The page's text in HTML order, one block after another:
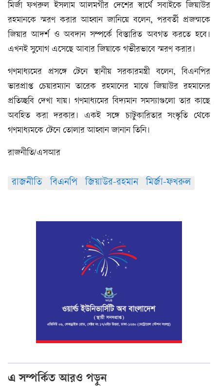
মির্জা ফখরুল ইসলাম আলমগীর দেশের স্বার্থে সবাইকে জিয়াউর
রহমানকে স্মরণ করার আহ্বান জানিয়ে বলেন, পরবর্তী প্রজন্মকে
জিয়ার আদর্শ ও অবদান সম্পর্কে বিস্তারিত অবগত করতে হবে।
এখনই সুযোগ এসেছে আবার জিয়াকে গভীরভাবে স্মরণ করার।
গণমাধ্যমের প্রসঙ্গে টেনে স্থানীয় সরকারমন্ত্রী বলেন, বিএনপির
ভারপ্রাপ্ত চেয়ারম্যান তারেক রহমানের মাঝে জিয়াউর রহমানের
প্রতিচ্ছবি দেখা যায়। গণমাধ্যমের বিদ্যমান সমস্যাগুলো তার কাছে
অবহিত করা দরকার। একই সঙ্গে চাটুকারিতার সংস্কৃতি থেকে
গণমাধ্যমকে টেনে তোলার আহ্বান জানান তিনি।
রাজনীতি/এসআর
রাজনীতি বিএনপি জিয়াউর-রহমান মির্জা-ফখরুল
এ সম্পর্কিত আরও পড়ুন